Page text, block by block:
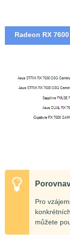
Radeon RX 7600
Pro
můžete